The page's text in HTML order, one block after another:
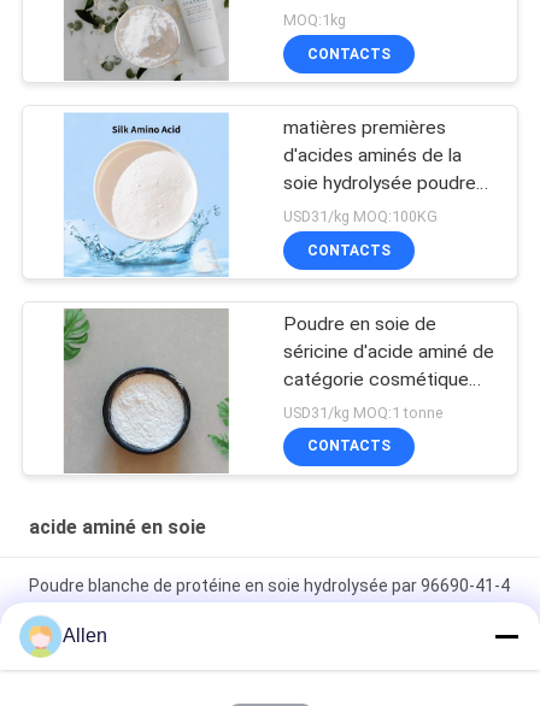
conditionneur pour
cheveux
MOQ:1kg
CONTACTS
matières premières
d'acides aminés de la
soie hydrolysée poudre
blanche
USD31/kg MOQ:100KG
CONTACTS
Poudre en soie de
séricine d'acide aminé de
catégorie cosmétique
pour le masque facial de
conditionneur pour
cheveux
USD31/kg MOQ:1 tonne
CONTACTS
acide aminé en soie
Poudre blanche de protéine en soie hydrolysée par 96690-41-4
de Cas
Matière première cosmétique de catégorie de poudre d'acide
Allen